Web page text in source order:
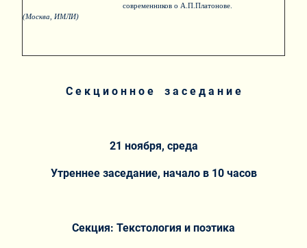
(Москва, ИМЛИ)
современников о А.П.Платонове.
С е к ц и о н н о е з а с е д а н и е
21 ноября, среда
Утреннее заседание, начало в 10 часов
Секция: Текстология и поэтика